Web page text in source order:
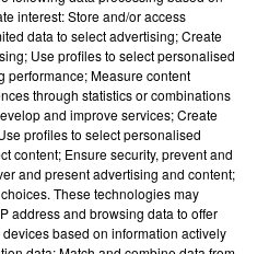
: SCULPTURES
interest: Store and/or access
data to select advertising; Create
Use profiles to select personalised
performance; Measure content
through statistics or combinations
and improve services; Create
profiles to select personalised
content; Ensure security, prevent and
and present advertising and content;
These technologies may
address and browsing data to offer
based on information actively